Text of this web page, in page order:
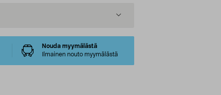
Nouda myymälästä
Ilmainen nouto myymälästä